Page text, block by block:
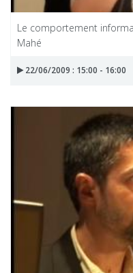
Le comportement
Mahé
22/06/2009 : 15:00 - 16:00